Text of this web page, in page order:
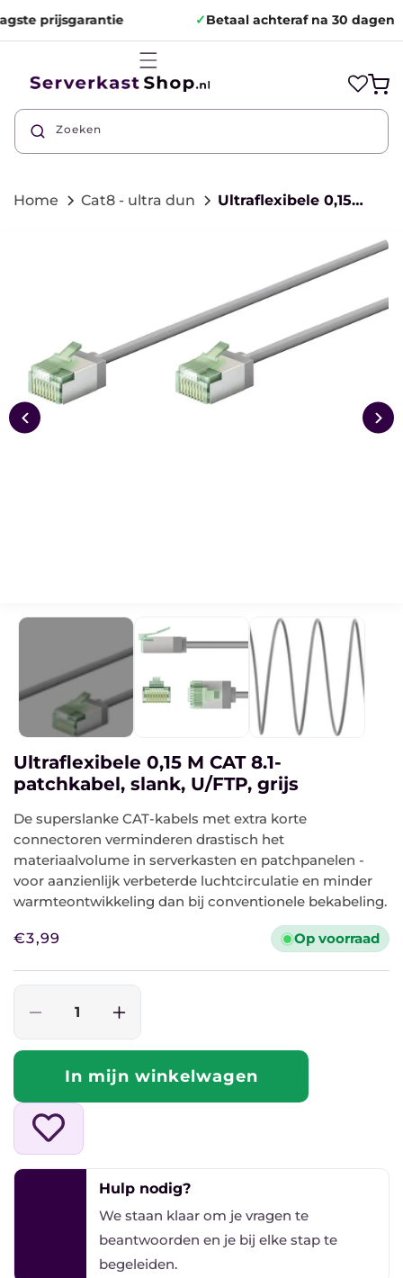
naar de
prijsgarantie Betaal achteraf na 30 dagen
Zoeken
Home Cat8 - ultra dun Ultraflexibele 0,15 M CAT 8.1-patchkabel, slank, U/FTP, grijs
Ultraflexibele 0,15 M CAT 8.1-
patchkabel, slank, U/FTP, grijs
De superslanke CAT-kabels met extra korte
connectoren verminderen drastisch het
materiaalvolume in serverkasten en patchpanelen -
voor aanzienlijk verbeterde luchtcirculatie en minder
warmteontwikkeling dan bij conventionele bekabeling.
Normale
€3,99 Op voorraad
Aantal
verlagen
Ultraflexibele
M
CAT
8.1-
patchkabel,
Aantal
verhogen
Ultraflexibele
slank,
U/FTP,
In mijn winkelwagen
Hulp nodig?
We staan ​​klaar om je vragen te
beantwoorden en je bij elke stap te
begeleiden.